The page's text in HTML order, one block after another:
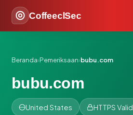
CoffeeclSec
Beranda›Pemeriksaan›bubu.com
bubu.com
United States HTTPS Valid